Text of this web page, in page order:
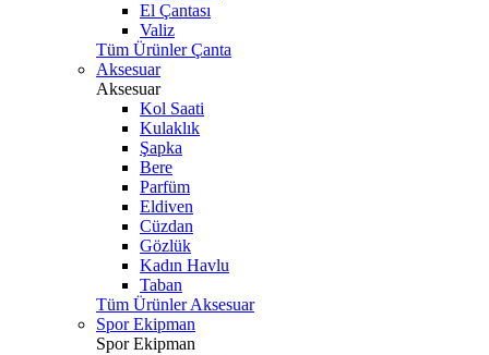
El Çantası
Valiz
Tüm Ürünler Çanta
Aksesuar
Aksesuar
Kol Saati
Kulaklık
Şapka
Bere
Parfüm
Eldiven
Cüzdan
Gözlük
Kadın Havlu
Taban
Tüm Ürünler Aksesuar
Spor Ekipman
Spor Ekipman